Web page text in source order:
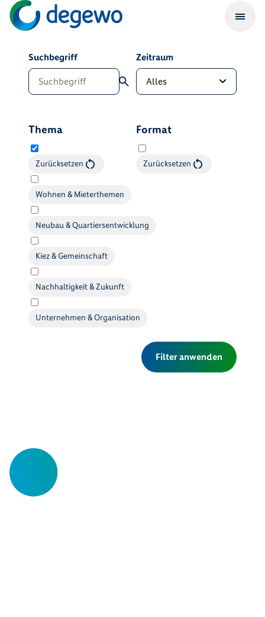
Suchbegriff Zeitraum
Thema
Zurücksetzen
Wohnen & Mieterthemen
Neubau & Quartiersentwicklung
Kiez & Gemeinschaft
Nachhaltigkeit & Zukunft
Unternehmen & Organisation
Format
Zurücksetzen
Filter anwenden